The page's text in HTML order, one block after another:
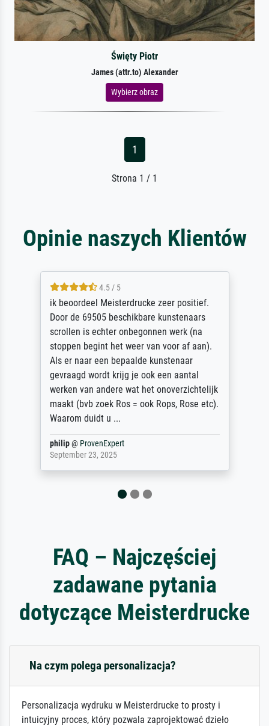
Święty Piotr
James (attr.to) Alexander
Wybierz obraz
1
Strona 1 / 1
Opinie naszych Klientów
5 / 5
Die Zufriedenheit ist auch nicht dadurch
getrübt, dass das Bild entgegen einer
angegebenen Lieferanschrift (sollte eine
Überraschung für die normannische
Ehefrau sein zum Hochzeits- gleichzeitig
auch Geburtstag sein) doch nach zu Hause
zugestellt wurde.
Jürgen@ProvenExpert
April 22, 2026
FAQ – Najczęściej
zadawane pytania
dotyczące Meisterdrucke
Na czym polega personalizacja?
Personalizacja wydruku w Meisterdrucke to prosty i
intuicyjny proces, który pozwala zaprojektować dzieło